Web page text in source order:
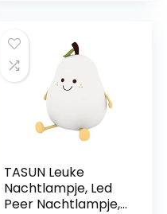
TASUN Leuke
Nachtlampje, Led
Peer Nachtlampje,